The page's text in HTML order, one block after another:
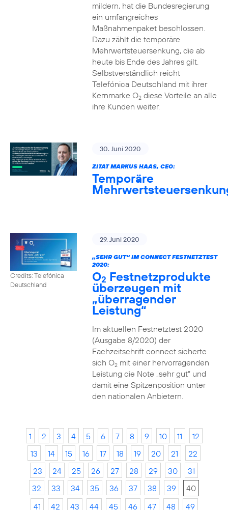
mildern, hat die Bundesregierung
ein umfangreiches
Maßnahmenpaket beschlossen.
Dazu zählt die temporäre
Mehrwertsteuersenkung, die ab
heute bis Ende des Jahres gilt.
Selbstverständlich reicht
Telefónica Deutschland mit ihrer
Kernmarke O2diese Vorteile an alle
ihre Kunden weiter.
30. Juni 2020
ZITAT MARKUS HAAS, CEO:
Temporäre
Credits: Telefónica
Deutschland
29. Juni 2020
„SEHR GUT“ IM CONNECT FESTNETZTEST
2020:
O2 Festnetzprodukte
überzeugen mit
„überragender
Leistung“
Im aktuellen Festnetztest 2020
(Ausgabe 8/2020) der
Fachzeitschrift connect sicherte
sich O2mit einer hervorragenden
Leistung die Note „sehr gut“ und
damit eine Spitzenposition unter
den nationalen Anbietern.
1 2 3 4 5 6 7 8 9 10 11
12
13
14 15 16 17 18 19 20 21
22
23
24 25 26 27 28 29 30
31
32
33 34 35 36 37 38 39
40
41
42 43 44 45 46 47 48 49